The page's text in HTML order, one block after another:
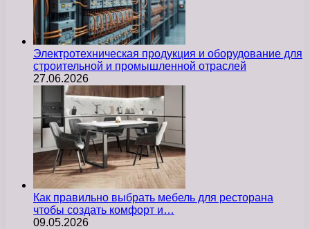
Электротехническая продукция и оборудование для
строительной и промышленной отраслей
27.06.2026
Как правильно выбрать мебель для ресторана
чтобы создать комфорт и…
09.05.2026